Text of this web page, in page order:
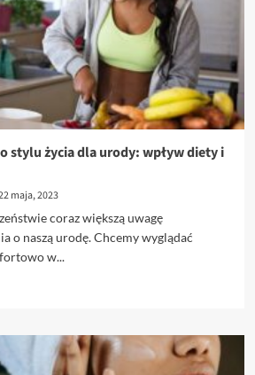
stylu życia dla urody: wpływ diety i
maja, 2023
coraz większą uwagę
o naszą urodę. Chcemy wyglądać
w...